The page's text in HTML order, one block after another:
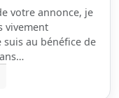
votre annonce, je
vivement
au bénéfice de